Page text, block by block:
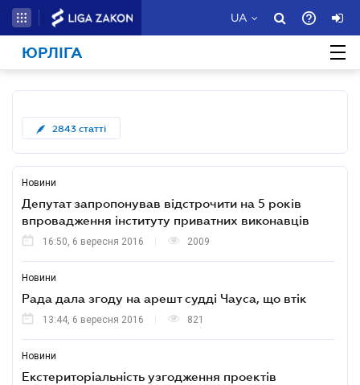
UA
ЮРЛІГА
2843 статті
Новини
Депутат запропонував відстрочити на 5 років
впровадження інституту приватних виконавців
16:50, 6 вересня 2016 2009
Новини
Рада дала згоду на арешт судді Чауса, що втік
13:44, 6 вересня 2016 821
Новини
Екстериторіальність узгодження проектів